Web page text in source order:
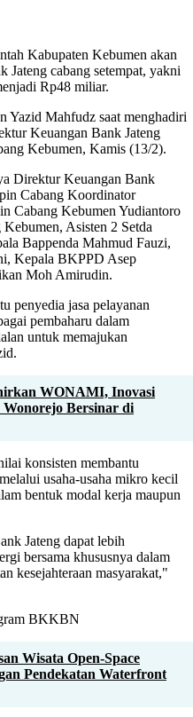
Kabupaten Kebumen akan
Jateng cabang setempat, yakni
Rp48 miliar.
Yazid Mahfudz saat menghadiri
Keuangan Bank Jateng
Kebumen, Kamis (13/2).
Direktur Keuangan Bank
Cabang Koordinator
Cabang Kebumen Yudiantoro
Asisten 2 Setda
Bappenda Mahmud Fauzi,
Kepala BKPPD Asep
Moh Amirudin.
penyedia jasa pelayanan
pembaharu dalam
untuk memajukan
WONAMI, Inovasi
Bersinar di
konsisten membantu
usaha-usaha mikro kecil
bentuk modal kerja maupun
Jateng dapat lebih
bersama khususnya dalam
kesejahteraan masyarakat,"
BKKBN
Wisata Open-Space
Pendekatan Waterfront